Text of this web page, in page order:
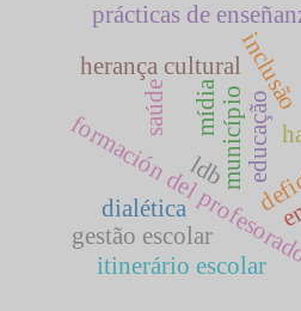
educação
inclusão
formación del
prácticas de
herança cultural
itinerário escolar
saúde
dialética
município
gestão escolar
ldb
mídia